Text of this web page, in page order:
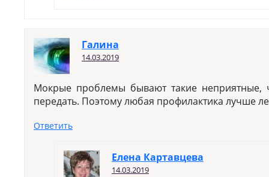
Галина
14.03.2019
Мокрые проблемы бывают такие неприятные,
передать. Поэтому любая профилактика лучше
Ответить
Елена Картавцева
14.03.2019